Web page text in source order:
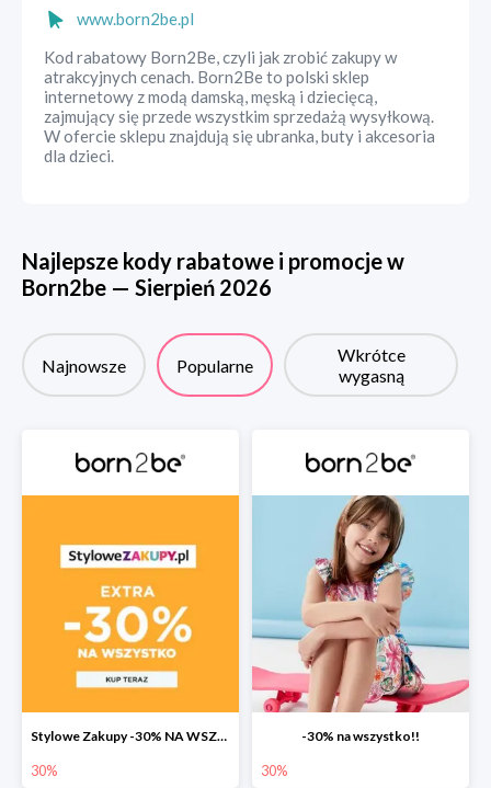
www.born2be.pl
Kod rabatowy Born2Be, czyli jak zrobić zakupy w
atrakcyjnych cenach. Born2Be to polski sklep
internetowy z modą damską, męską i dziecięcą,
zajmujący się przede wszystkim sprzedażą wysyłkową.
W ofercie sklepu znajdują się ubranka, buty i akcesoria
dla dzieci.
Najlepsze kody rabatowe i promocje w
Born2be — Sierpień 2026
Najnowsze Popularne
Wkrótce
wygasną
Stylowe Zakupy -30% NA WSZYSTKO w born2be!
30%
-30% na wszystko!!
30%